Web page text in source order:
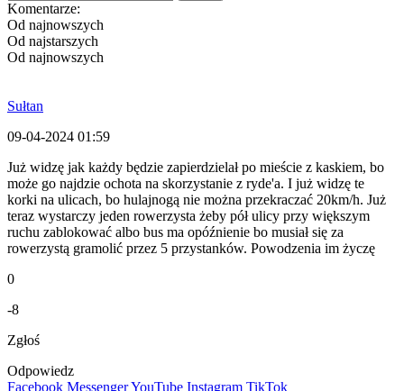
Komentarze:
Od najnowszych
Od najstarszych
Od najnowszych
Sułtan
09-04-2024 01:59
Już widzę jak każdy będzie zapierdzielał po mieście z kaskiem, bo
może go najdzie ochota na skorzystanie z ryde'a. I już widzę te
korki na ulicach, bo hulajnogą nie można przekraczać 20km/h. Już
teraz wystarczy jeden rowerzysta żeby pół ulicy przy większym
ruchu zablokować albo bus ma opóźnienie bo musiał się za
rowerzystą gramolić przez 5 przystanków. Powodzenia im życzę
0
-8
Zgłoś
Odpowiedz
Facebook MessengerYouTube Instagram TikTok